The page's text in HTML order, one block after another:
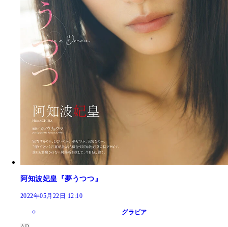
阿知波妃皇『夢うつつ』
2022年05月22日 12:10
グラビア